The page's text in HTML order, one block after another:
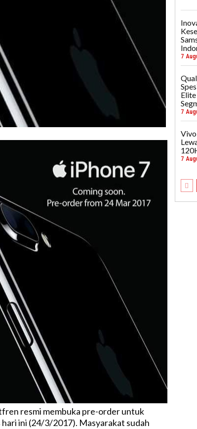
resmi membuka pre-order untuk
hari ini (24/3/2017). Masyarakat sudah
7
7
7